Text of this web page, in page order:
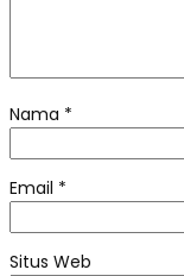
Nama *
Email *
Situs Web